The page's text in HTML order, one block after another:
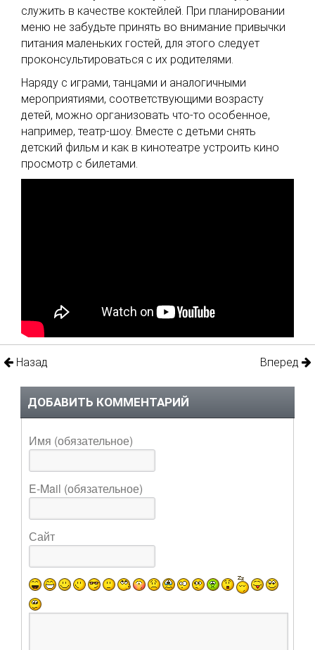
служить в качестве коктейлей. При планировании
меню не забудьте принять во внимание привычки
питания маленьких гостей, для этого следует
проконсультироваться с их родителями.
Наряду с играми, танцами и аналогичными
мероприятиями, соответствующими возрасту
детей, можно организовать что-то особенное,
например, театр-шоу. Вместе с детьми снять
детский фильм и как в кинотеатре устроить кино
просмотр с билетами.
Назад Вперед
ДОБАВИТЬ КОММЕНТАРИЙ
Имя (обязательное)
E-Mail (обязательное)
Сайт